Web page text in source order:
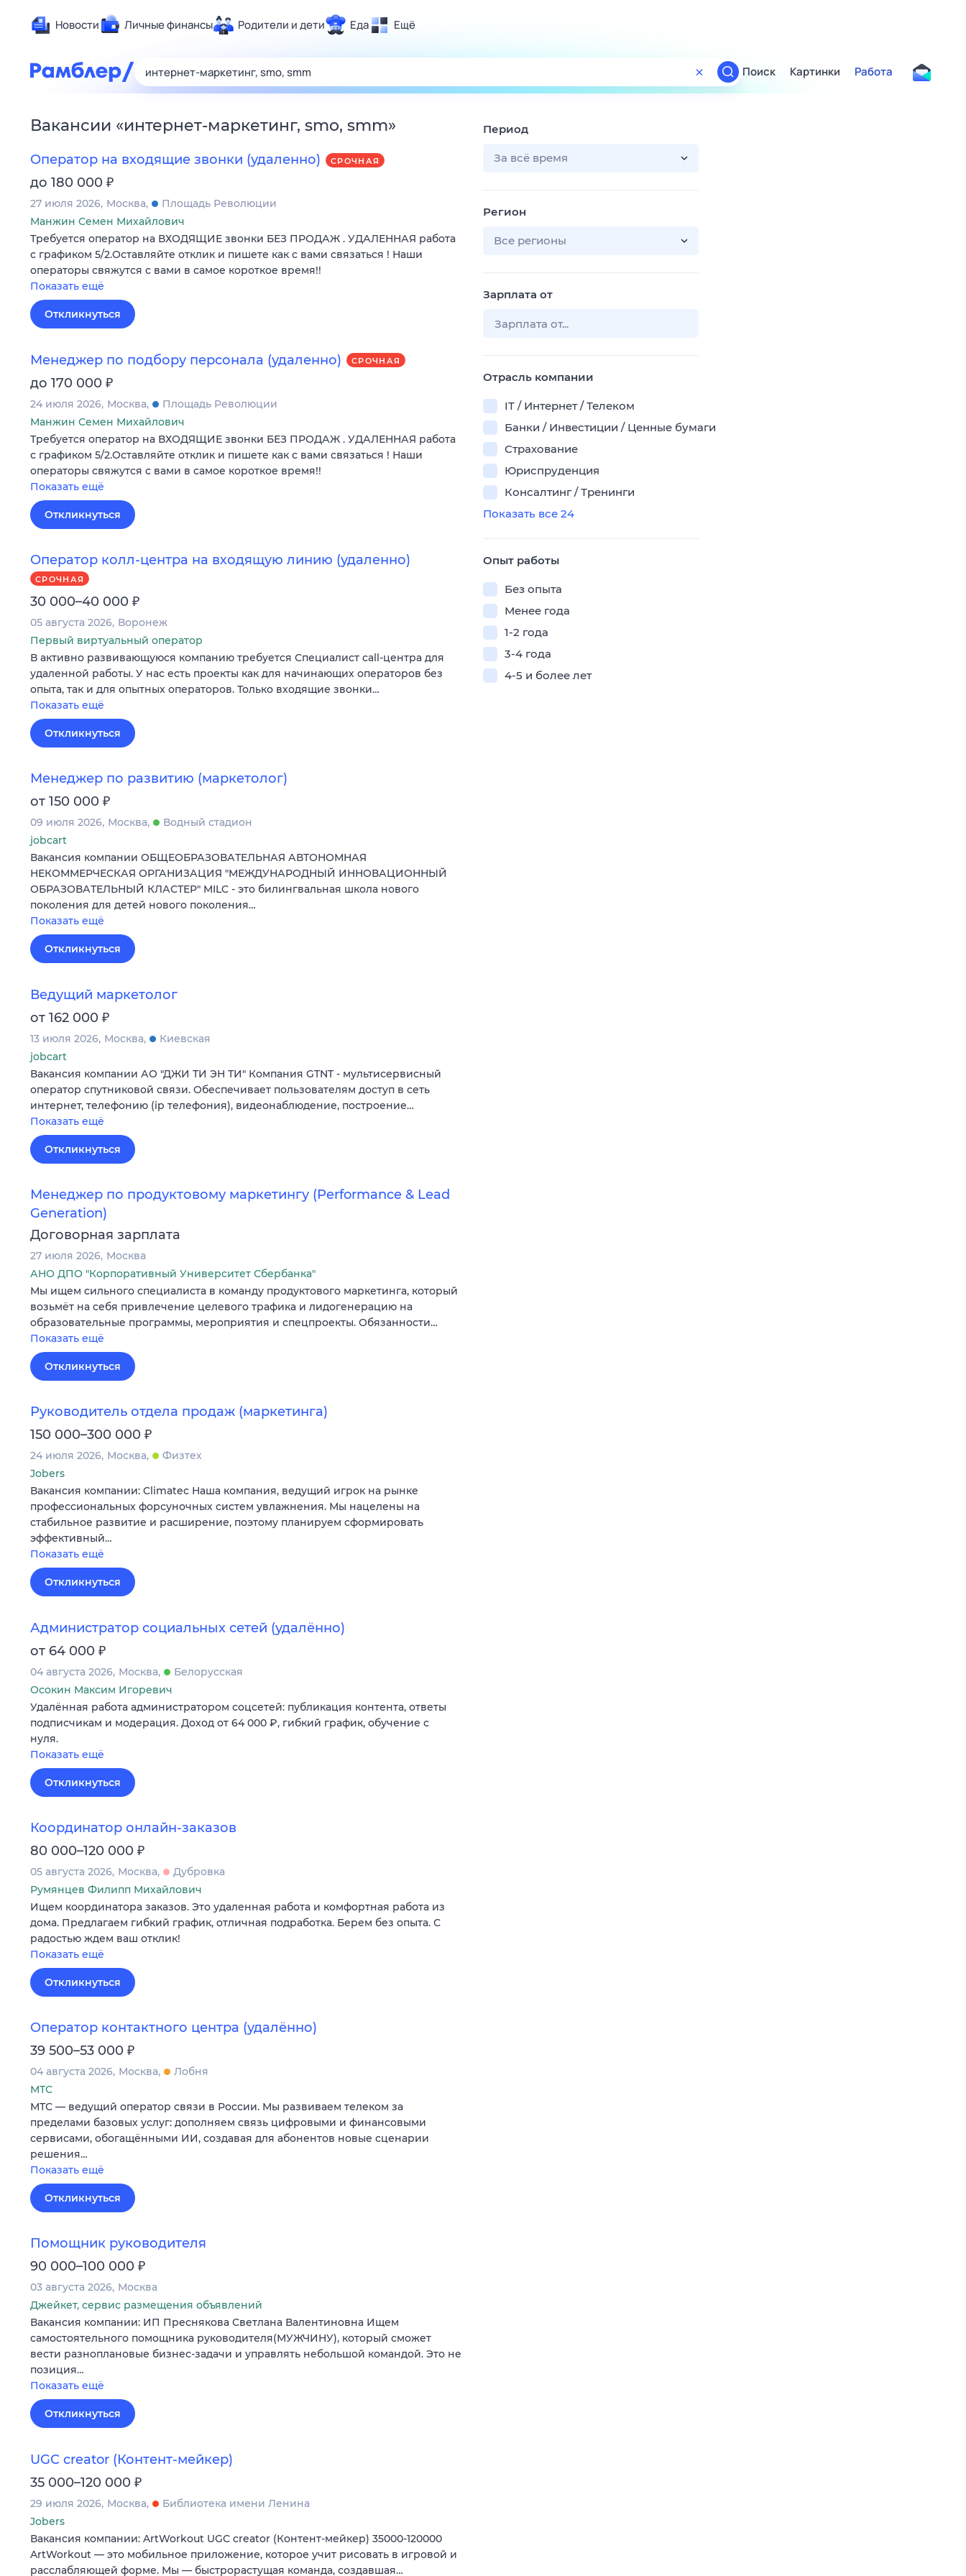
Новости Личные финансы Родители и дети Еда Ещё
Здоровье
Развлечения и отдых
Спорт
Карьера
Сберегаем вместе
Гороскопы
Поиск
ТВ-программа
Поиск Картинки Работа
Вакансии «интернет-маркетинг, smo, smm»
Оператор на входящие звонки (удаленно) СРОЧНАЯ
до 180 000 ₽
27 июля 2026 Москва
Площадь Революции
Манжин Семен Михайлович
Требуется оператор на ВХОДЯЩИЕ звонки БЕЗ ПРОДАЖ . УДАЛЕННАЯ работа
с графиком 5/2.Оставляйте отклик и пишете как с вами связаться ! Наши
операторы свяжутся с вами в самое короткое время!!
Показать ещё
Откликнуться
Менеджер по подбору персонала (удаленно) СРОЧНАЯ
до 170 000 ₽
24 июля 2026 Москва
Площадь Революции
Манжин Семен Михайлович
Требуется оператор на ВХОДЯЩИЕ звонки БЕЗ ПРОДАЖ . УДАЛЕННАЯ работа
с графиком 5/2.Оставляйте отклик и пишете как с вами связаться ! Наши
операторы свяжутся с вами в самое короткое время!!
Показать ещё
Откликнуться
Оператор колл-центра на входящую линию (удаленно)
СРОЧНАЯ
30 000–40 000 ₽
05 августа 2026 Воронеж
Первый виртуальный оператор
В активно развивающуюся компанию требуется Специалист call-центра для
удаленной работы. У нас есть проекты как для начинающих операторов без
опыта, так и для опытных операторов. Только входящие звонки…
Показать ещё
Откликнуться
Менеджер по развитию (маркетолог)
от 150 000 ₽
09 июля 2026 Москва
Водный стадион
jobcart
Вакансия компании ОБЩЕОБРАЗОВАТЕЛЬНАЯ АВТОНОМНАЯ
НЕКОММЕРЧЕСКАЯ ОРГАНИЗАЦИЯ "МЕЖДУНАРОДНЫЙ ИННОВАЦИОННЫЙ
ОБРАЗОВАТЕЛЬНЫЙ КЛАСТЕР" MILC - это билингвальная школа нового
поколения для детей нового поколения…
Показать ещё
Откликнуться
Ведущий маркетолог
от 162 000 ₽
13 июля 2026 Москва
Киевская
jobcart
Вакансия компании АО "ДЖИ ТИ ЭН ТИ" Компания GTNT - мультисервисный
оператор спутниковой связи. Обеспечивает пользователям доступ в сеть
интернет, телефонию (ip телефония), видеонаблюдение, построение…
Показать ещё
Откликнуться
Менеджер по продуктовому маркетингу (Performance & Lead
Generation)
Договорная зарплата
27 июля 2026 Москва
АНО ДПО "Корпоративный Университет Сбербанка"
Мы ищем сильного специалиста в команду продуктового маркетинга, который
возьмёт на себя привлечение целевого трафика и лидогенерацию на
образовательные программы, мероприятия и спецпроекты. Обязанности…
Показать ещё
Откликнуться
Руководитель отдела продаж (маркетинга)
150 000–300 000 ₽
24 июля 2026 Москва
Физтех
Jobers
Вакансия компании: Climatec Наша компания, ведущий игрок на рынке
профессиональных форсуночных систем увлажнения. Мы нацелены на
стабильное развитие и расширение, поэтому планируем сформировать
эффективный…
Показать ещё
Откликнуться
Администратор социальных сетей (удалённо)
от 64 000 ₽
04 августа 2026 Москва
Белорусская
Осокин Максим Игоревич
Удалённая работа администратором соцсетей: публикация контента, ответы
подписчикам и модерация. Доход от 64 000 ₽, гибкий график, обучение с
нуля.
Показать ещё
Откликнуться
Координатор онлайн-заказов
80 000–120 000 ₽
05 августа 2026 Москва
Дубровка
Румянцев Филипп Михайлович
Ищем координатора заказов. Это удаленная работа и комфортная работа из
дома. Предлагаем гибкий график, отличная подработка. Берем без опыта. С
радостью ждем ваш отклик!
Показать ещё
Откликнуться
Оператор контактного центра (удалённо)
39 500–53 000 ₽
04 августа 2026 Москва
Лобня
МТС
МТС — ведущий оператор связи в России. Мы развиваем телеком за
пределами базовых услуг: дополняем связь цифровыми и финансовыми
сервисами, обогащёнными ИИ, создавая для абонентов новые сценарии
решения…
Показать ещё
Откликнуться
Помощник руководителя
90 000–100 000 ₽
03 августа 2026 Москва
Джейкет, сервис размещения объявлений
Вакансия компании: ИП Преснякова Светлана Валентиновна Ищем
самостоятельного помощника руководителя(МУЖЧИНУ), который сможет
вести разноплановые бизнес-задачи и управлять небольшой командой. Это не
позиция…
Показать ещё
Откликнуться
UGC creator (Контент-мейкер)
35 000–120 000 ₽
29 июля 2026 Москва
Библиотека имени Ленина
Jobers
Вакансия компании: ArtWorkout UGC creator (Контент-мейкер) 35000-120000
ArtWorkout — это мобильное приложение, которое учит рисовать в игровой и
расслабляющей форме. Мы — быстрорастущая команда, создавшая…
Период
За всё время
Регион
Все регионы
Зарплата от
Отрасль компании
IT / Интернет / Телеком
Банки / Инвестиции / Ценные бумаги
Страхование
Юриспруденция
Консалтинг / Тренинги
Показать все 24
Опыт работы
Без опыта
Менее года
1-2 года
3-4 года
4-5 и более лет